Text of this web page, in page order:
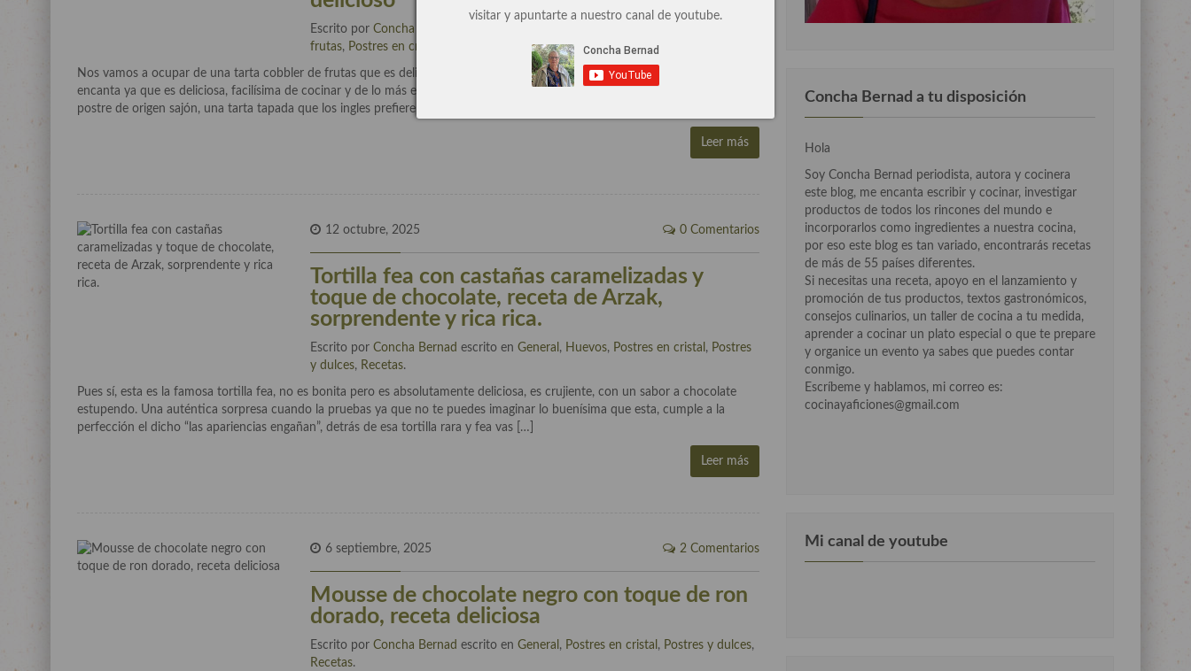
Escrito porConcha Bernad
frutas, Postres en cristal Postres y dulces,Recetas.
Nos vamos a ocupar de una tarta cobbler de frutas que es deliciosa, triunfa sin la menor duda y a mis comensales les
encanta ya que es deliciosa, facilísima de cocinar y de lo más económica. Cobbler que literalmente significa «zapatero» es un
postre de origen sajón, una tarta tapada que los ingles prefieren con […]
Leer más
12 octubre, 2025 0 Comentarios
Tortilla fea con castañas caramelizadas y
toque de chocolate, receta de Arzak,
sorprendente y rica rica.
Escrito porConcha Bernad escrito enGeneral , Huevos, Postres en cristal , Postres
y dulces, Recetas.
Pues sí, esta es la famosa tortilla fea, no es bonita pero es absolutamente deliciosa, es crujiente, con un sabor a chocolate
estupendo. Una auténtica sorpresa cuando la pruebas ya que no te puedes imaginar lo buenísima que esta, cumple a la
perfección el dicho “las apariencias engañan”, detrás de esa tortilla rara y fea vas […]
Leer más
6 septiembre, 2025 2 Comentarios
Mousse de chocolate negro con toque de ron
dorado, receta deliciosa
Escrito porConcha Bernad escrito enGeneral , Postres en cristal , Postres y dulces,
Recetas.
Concha Bernad a tu disposición
Hola
Soy Concha Bernad periodista, autora y cocinera
este blog, me encanta escribir y cocinar, investigar
productos de todos los rincones del mundo e
incorporarlos como ingredientes a nuestra cocina,
por eso este blog es tan variado, encontrarás recetas
de más de 55 países diferentes.
Si necesitas una receta, apoyo en el lanzamiento y
promoción de tus productos, textos gastronómicos,
consejos culinarios, un taller de cocina a tu medida,
aprender a cocinar un plato especial o que te prepare
y organice un evento ya sabes que puedes contar
conmigo.
Escríbeme y hablamos, mi correo es:
cocinayaficiones@gmail.com
Mi canal de youtube
visitar y apuntarte a nuestro canal de youtube.